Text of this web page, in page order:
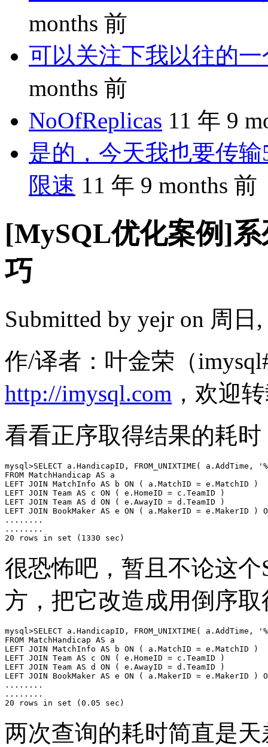
months 前
可以关注下我以往的
months 前
NoOfReplicas 11 年 9
是的，今天我也要传
限速 11 年 9 months 前
[MySQL优化案例]
巧
Submitted by yejr on 周日,
作/译者：叶金荣（
http://imysql.com ，欢迎
看看正序取得结果的耗时
mysql>SELECT a.HandicapID, FROM_UNIXTIME(
FROM MatchHandicap AS a
LEFT JOIN MatchInfo AS b ON ( a.MatchID = e.MatchID )
LEFT JOIN Team AS c ON ( e.HomeID = c.TeamID )
LEFT JOIN Team AS d ON ( e.AwayID = d.TeamID )
LEFT JOIN BookMaker AS e ON ( a.MakerID = e.MakerID )
........
........
很恐怖吧，暂且不论这
方，把它改造成用倒序
mysql>SELECT a.HandicapID, FROM_UNIXTIME(
FROM MatchHandicap AS a
LEFT JOIN MatchInfo AS b ON ( a.MatchID = e.MatchID )
LEFT JOIN Team AS c ON ( e.HomeID = c.TeamID )
LEFT JOIN Team AS d ON ( e.AwayID = d.TeamID )
LEFT JOIN BookMaker AS e ON ( a.MakerID = e.MakerID )
........
........
两次查询的耗时简直是天